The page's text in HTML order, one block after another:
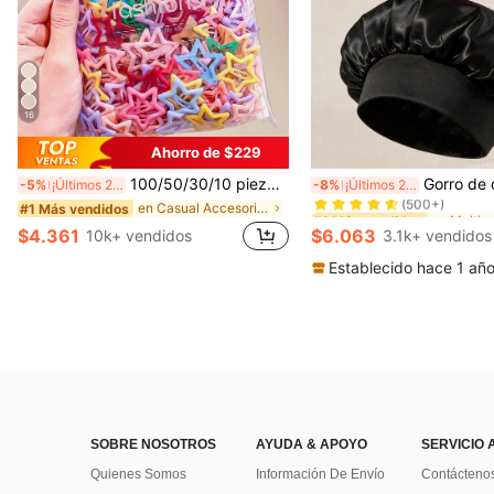
16
Ahorro de $229
-5% ¡Últimos 2 días 100/50/30/10 piezas Lindos clips de estrella de cinco puntas estilo Y2K, clips de cabello coloridos, accesorios básicos para el cabello - Adecuados para niñas, uso diario en la escuela, fiestas, deportes, estética
#1 Más vendidos en Casual Accesorios para el cabello de las mujere
$4.361 10k+ vendidos
-8% ¡Últimos 2 días Gorro de dormir de satén de seda, adecuado para cabello largo, trenzas, rastas y cabello rizado. Suave,
#1 Más vendidos
(500+)
#1 Más vendidos
(500+)
#1 Más vendidos
(500+)
#1 Más vendidos
(500+)
$6.063 3.1k+ vendidos
Establecido hace 1 año
SOBRE NOSOTROS
Quienes Somos
AYUDA & APOYO
Información De Envío
SERVICIO